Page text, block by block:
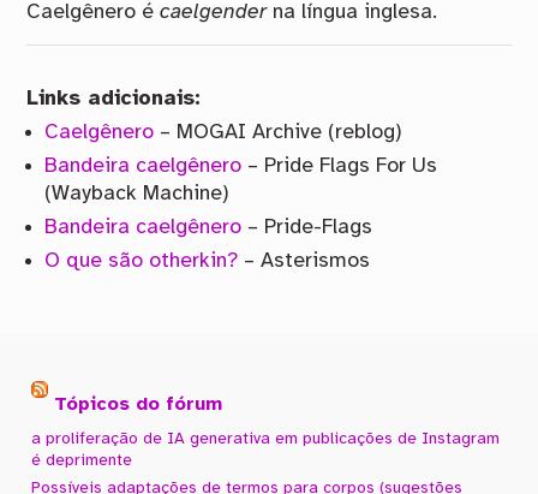
Caelgênero écaelgenderna língua inglesa.
Links adicionais:
Caelgênero – MOGAI Archive (reblog)
Bandeira caelgênero – Pride Flags For Us
(Wayback Machine)
Bandeira caelgênero – Pride-Flags
O que são otherkin? – Asterismos
Tópicos do fórum
a proliferação de IA generativa em publicações de Instagram
é deprimente
Possíveis adaptações de termos para corpos (sugestões